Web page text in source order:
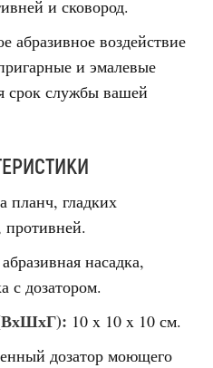
и сковород.
абразивное воздействие
и эмалевые
срок службы вашей
планч, гладких
противней.
насадка,
с дозатором.
10 x 10 x 10 см.
дозатор моющего